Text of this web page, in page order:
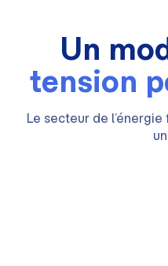
Un
tension
Le secteur de